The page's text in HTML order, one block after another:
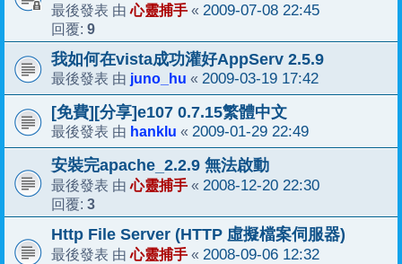
最後發表 由心靈捕手 « 2009-07-08 22:45
回覆: 9
我如何在vista成功灌好AppServ 2.5.9
最後發表 由 juno_hu « 2009-03-19 17:42
[免費][分享]e107 0.7.15繁體中文
最後發表 由 hanklu « 2009-01-29 22:49
安裝完apache_2.2.9 無法啟動
最後發表 由心靈捕手 « 2008-12-20 22:30
回覆: 3
Http File Server (HTTP 虛擬檔案伺服器)
最後發表 由心靈捕手 « 2008-09-06 12:32